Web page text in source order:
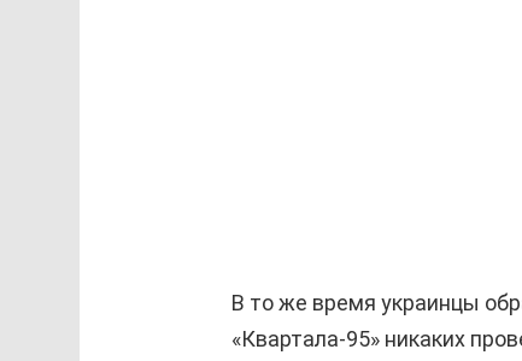
В то же время украинцы
«Квартала-95» никаких